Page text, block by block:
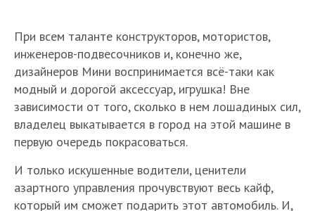
При всем таланте конструкторов, мотористов,
инженеров-подвесочников и, конечно же,
дизайнеров Мини воспринимается всё-таки как
модный и дорогой аксессуар, игрушка! Вне
зависимости от того, сколько в нем лошадиных сил,
владелец выкатывается в город на этой машине в
первую очередь покрасоваться.
И только искушенные водители, ценители
азартного управления прочувствуют весь кайф,
который им сможет подарить этот автомобиль. И,